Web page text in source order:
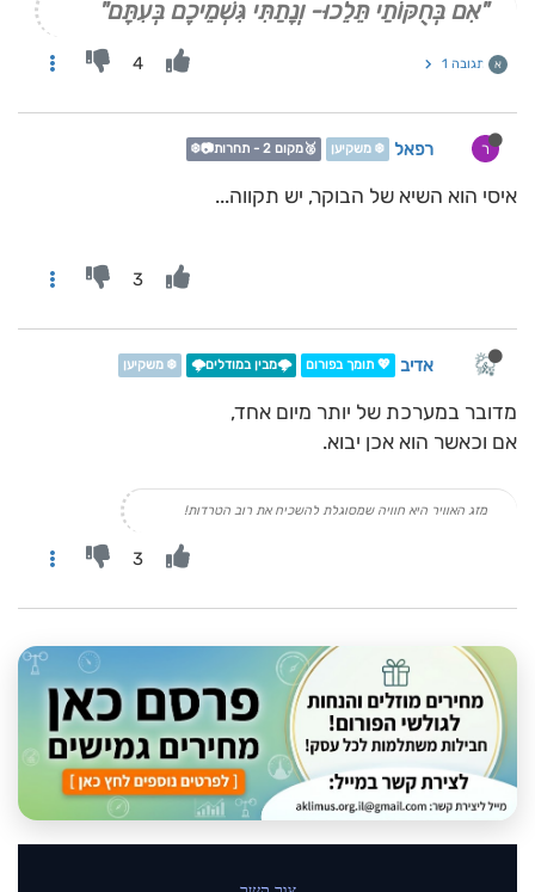
"אִם בְּחֻקּוֹתַי תֵּלֵכוּ- וְנָתַתִּי גִּשְׁמֵיכֶם בְּעִתָּם"
א תגובה 1 4
ר רפאל ❄️ משקיען 🥈מקום 2 - תחרות📷❄️
איסי הוא השיא של הבוקר, יש תקווה...
3
אדיב 💖 תומך בפורום 🌩️מבין במודלים🌩️ ❄️ משקיען
מדובר במערכת של יותר מיום אחד,
אם וכאשר הוא אכן יבוא.
מזג האוויר היא חוויה שמסוגלת להשכיח את רוב הטרדות!
3